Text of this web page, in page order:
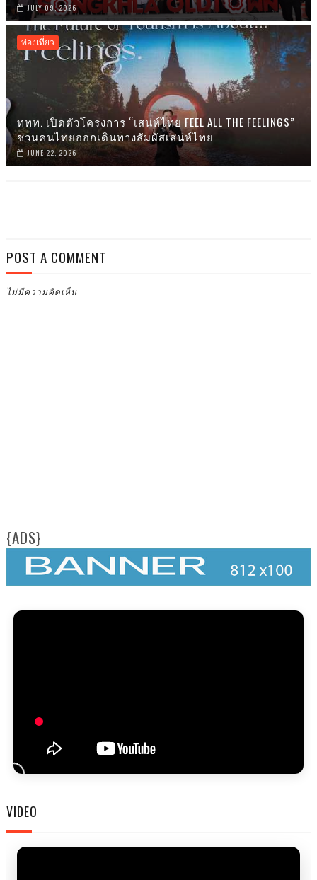
JULY 09, 2026
ท่องเที่ยว
ททท. เปิดตัวโครงการ “เสน่ห์ไทย FEEL ALL THE FEELINGS”
ชวนคนไทยออกเดินทางสัมผัสเสน่ห์ไทย
JUNE 22, 2026
POST A COMMENT
ไม่มีความคิดเห็น
{ADS}
VIDEO
FAM